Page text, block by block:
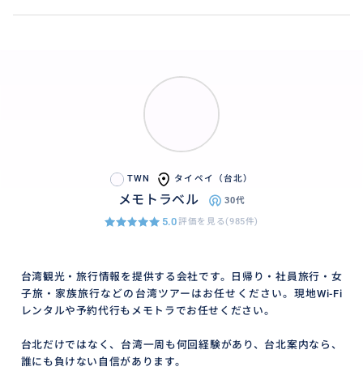
TWN タイペイ（台北）
メモトラベル 30代
5.0評価を見る(985件)
台湾観光・旅行情報を提供する会社です。日帰り・社員旅行・女
子旅・家族旅行などの台湾ツアーはお任せください。現地Wi-Fi
レンタルや予約代行もメモトラでお任せください。
台北だけではなく、台湾一周も何回経験があり、台北案内なら、
誰にも負けない自信があります。